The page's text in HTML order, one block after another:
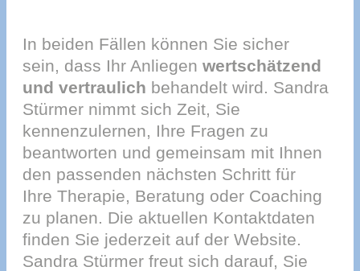
In beiden Fällen können Sie sicher
sein, dass Ihr Anliegen wertschätzend
und vertraulich behandelt wird. Sandra
Stürmer nimmt sich Zeit, Sie
kennenzulernen, Ihre Fragen zu
beantworten und gemeinsam mit Ihnen
den passenden nächsten Schritt für
Ihre Therapie, Beratung oder Coaching
zu planen. Die aktuellen Kontaktdaten
finden Sie jederzeit auf der Website.
Sandra Stürmer freut sich darauf, Sie